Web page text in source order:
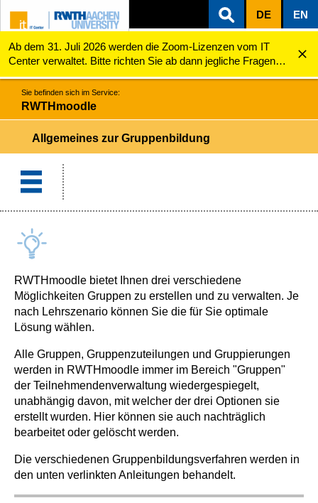
ZUM INHALTSBEREICH
ZUR HAUPTNAVIGATION
ZUR SUCHE
DE EN
Ab dem 31. Juli 2026 werden die Zoom-Lizenzen vom IT
Center verwaltet. Bitte richten Sie ab dann jegliche Fragen
zu den Zoom-Lizenzen (z.B. Probleme mit dem Login) an
servicedesk@itc.rwth-aachen.de.
RWTHmoodle Allgemeines zur Gruppenbildung
Sie befinden sich im Service:
RWTHmoodle
Allgemeines zur Gruppenbildung
RWTHmoodle bietet Ihnen drei verschiedene
Möglichkeiten Gruppen zu erstellen und zu verwalten. Je
nach Lehrszenario können Sie die für Sie optimale
Lösung wählen.
Alle Gruppen, Gruppenzuteilungen und Gruppierungen
werden in RWTHmoodle immer im Bereich "Gruppen"
der Teilnehmendenverwaltung wiedergespiegelt,
unabhängig davon, mit welcher der drei Optionen sie
erstellt wurden. Hier können sie auch nachträglich
bearbeitet oder gelöscht werden.
Die verschiedenen Gruppenbildungsverfahren werden in
den unten verlinkten Anleitungen behandelt.